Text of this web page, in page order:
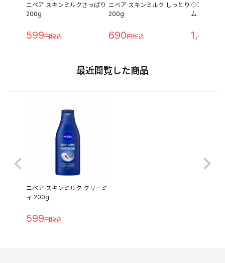
ニベア スキンミルクさっぱり
200g
599
ニベア スキンミルク しっとり
200g
690
◇アベンヌ
ム エンリ
1,485
最近閲覧した商品
ニベア スキンミルク クリーミ
ィ 200g
599